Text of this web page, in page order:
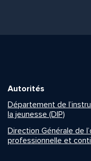
Autorités
Département de
la jeunesse (DIP)
Direction Générale de
professionnelle et